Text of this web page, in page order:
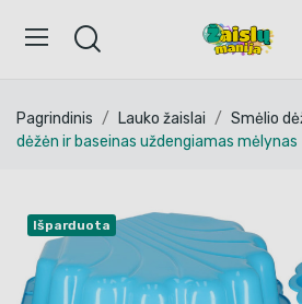
Pagrindinis Lauko žaislai Smėlio
dėžėn ir baseinas uždengiamas mėlynas
Išparduota